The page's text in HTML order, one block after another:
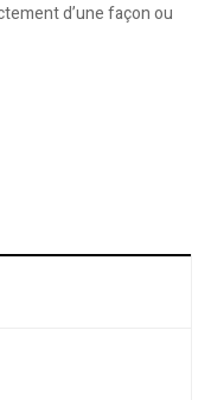
d’une façon ou